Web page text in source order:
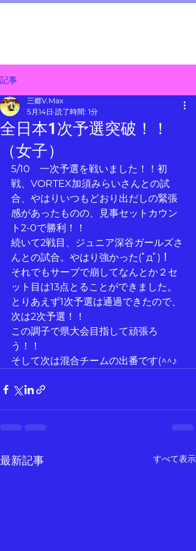
記事
全日本1次予選突破！！
（女子）
三郷V.Max
5月14日 読了時間: 1分
5/10　一次予選を戦いました！！初
戦、VORTEX加須みらいさんとの試
合、やはりいつもどおり出だしの緊張
感があったものの、見事セットカウン
ト2-0で勝利！！
続いて2戦目、ジュニア深谷ガールズさ
んとの試合。やはり強かった(ﾟдﾟ)！
それでもサーブで崩してなんとか２セ
ット目は13点とることができました。
とりあえず1次予選は通過できたので、
次は2次予選！！
この調子で県大会目指して頑張ろ
う！！
そして次は混合チームの出番です(^^♪
最新記事 すべて表示